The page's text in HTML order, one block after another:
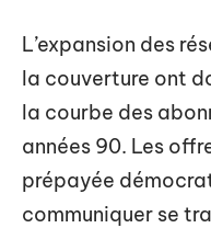
L’expansion des
la couverture ont
la courbe des
années 90. Les
prépayée
communiquer se